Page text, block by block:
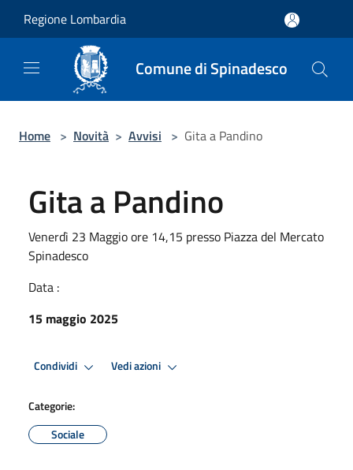
Regione Lombardia
Comune di Spinadesco
Home > Novità > Avvisi > Gita a Pandino
Gita a Pandino
Venerdì 23 Maggio ore 14,15 presso Piazza del Mercato
Spinadesco
Data :
15 maggio 2025
Condividi Vedi azioni
Categorie:
Sociale